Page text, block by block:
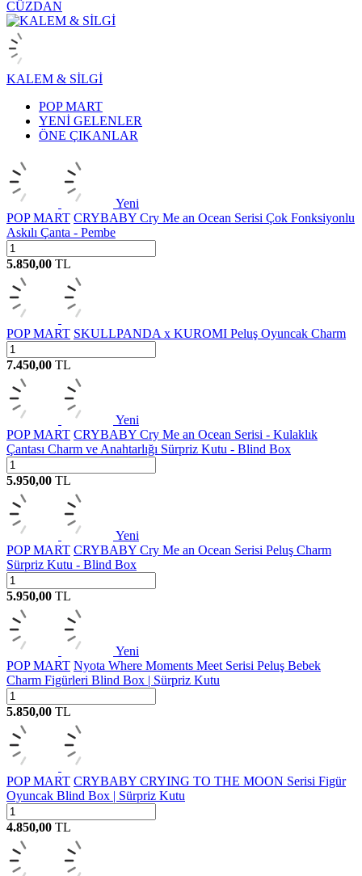
CÜZDAN
KALEM & SİLGİ
POP MART
YENİ GELENLER
ÖNE ÇIKANLAR
Yeni
POP MART CRYBABY Cry Me an Ocean Serisi Çok Fonksiyonlu
Askılı Çanta - Pembe
5.850,00 TL
POP MART SKULLPANDA x KUROMI Peluş Oyuncak Charm
7.450,00 TL
Yeni
POP MART CRYBABY Cry Me an Ocean Serisi - Kulaklık
Çantası Charm ve Anahtarlığı Sürpriz Kutu - Blind Box
5.950,00 TL
Yeni
POP MART CRYBABY Cry Me an Ocean Serisi Peluş Charm
Sürpriz Kutu - Blind Box
5.950,00 TL
Yeni
POP MART Nyota Where Moments Meet Serisi Peluş Bebek
Charm Figürleri Blind Box | Sürpriz Kutu
5.850,00 TL
POP MART CRYBABY CRYING TO THE MOON Serisi Figür
Oyuncak Blind Box | Sürpriz Kutu
4.850,00 TL